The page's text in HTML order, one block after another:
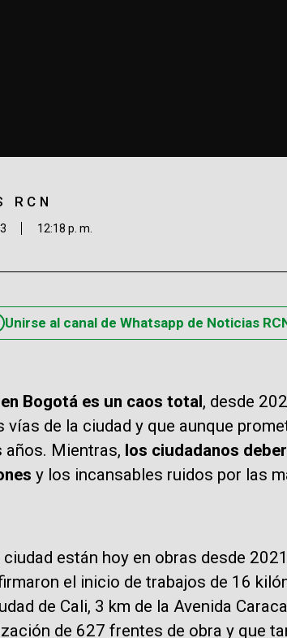
RCN
12:18 p. m.
Unirse al canal de Whatsapp de Noticias
Bogotá es un caos total, desde
vías de la ciudad y que aunque
años. Mientras, los ciudadanos
y los incansables ruidos por las
están hoy en obras desde
el inicio de trabajos de 16
de Cali, 3 km de la Avenida
de 627 frentes de obra y que